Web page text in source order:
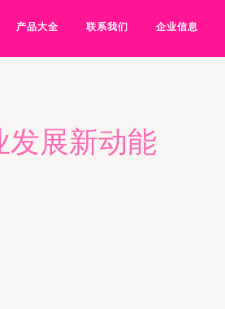
产品大全 联系我们 企业信息
发展新动能